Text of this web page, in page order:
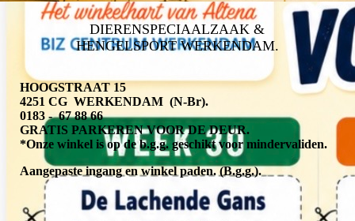
DIERENSPECIAALZAAK &
HENGELSPORT WERKENDAM.
HOOGSTRAAT 15
4251 CG WERKENDAM (N-Br).
0183 - 67 88 66
GRATIS PARKEREN VOOR DE DEUR.
*Onze winkel is op de b.g.g. geschikt voor mindervaliden.
Aangepaste ingang en winkel paden. (B.g.g.).